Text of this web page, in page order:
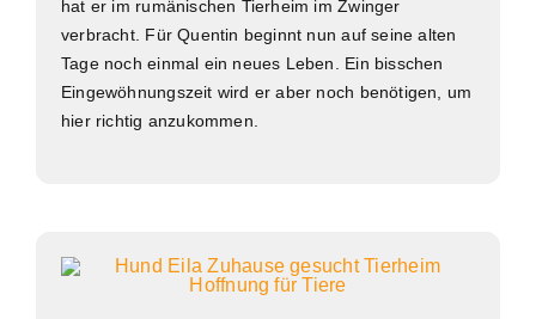
hat er im rumänischen Tierheim im Zwinger
verbracht. Für Quentin beginnt nun auf seine alten
Tage noch einmal ein neues Leben. Ein bisschen
Eingewöhnungszeit wird er aber noch benötigen, um
hier richtig anzukommen.